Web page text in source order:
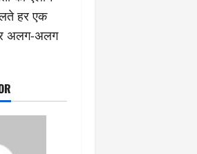
हर एक
अलग-अलग